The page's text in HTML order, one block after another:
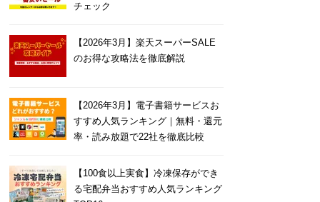
チェック
【2026年3月】楽天スーパーSALE
のお得な攻略法を徹底解説
【2026年3月】電子書籍サービスお
すすめ人気ランキング｜無料・還元
率・読み放題で22社を徹底比較
【100食以上実食】冷凍保存ができ
る宅配弁当おすすめ人気ランキング